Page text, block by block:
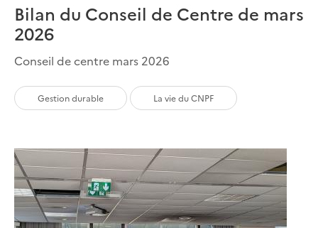
Bilan du Conseil de Centre de mars
2026
Conseil de centre mars 2026
Gestion durable La vie du CNPF